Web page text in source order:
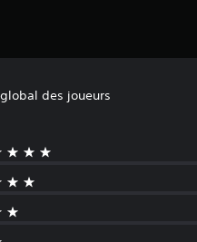
des joueurs